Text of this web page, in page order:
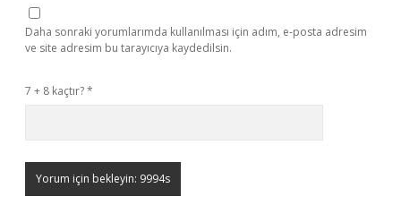
Daha sonraki yorumlarımda kullanılması için adım, e-posta adresim
ve site adresim bu tarayıcıya kaydedilsin.
7 + 8 kaçtır?*